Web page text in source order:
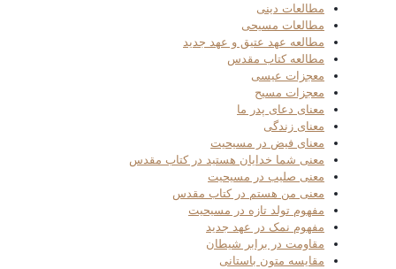
مطالعات دینی
مطالعات مسیحی
مطالعه عهد عتیق و عهد جدید
مطالعه کتاب مقدس
معجزات عیسی
معجزات مسیح
معنای دعای پدر ما
معنای زندگی
معنای فیض در مسیحیت
معنی شما خدایان هستید در کتاب مقدس
معنی صلیب در مسیحیت
معنی من هستم در کتاب مقدس
مفهوم تولد تازه در مسیحیت
مفهوم نمک در عهد جدید
مقاومت در برابر شیطان
مقایسه متون باستانی